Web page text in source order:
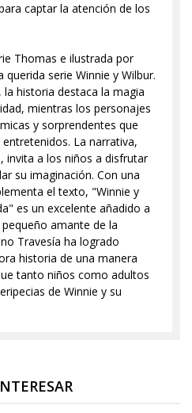
captar la atención de los
Thomas e ilustrada por
querida serie Winnie y Wilbur.
historia destaca la magia
mientras los personajes
y sorprendentes que
La narrativa,
invita a los niños a disfrutar
su imaginación. Con una
el texto, "Winnie y
es un excelente añadido a
amante de la
Travesía ha logrado
historia de una manera
tanto niños como adultos
de Winnie y su